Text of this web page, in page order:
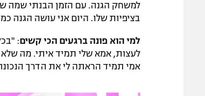
למשחק הגנה. עם הזמן הבנתי שמה
בציפיות שלו. היום אני עושה הגנה
למי הוא פונה ברגעים הכי קשים:
לעצות, אמא שלי תמיד איתי. מה שלא
אמי תמיד הראתה לי את הדרך